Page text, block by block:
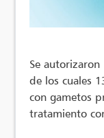
Se
de los cuales
con gametos
tratamiento